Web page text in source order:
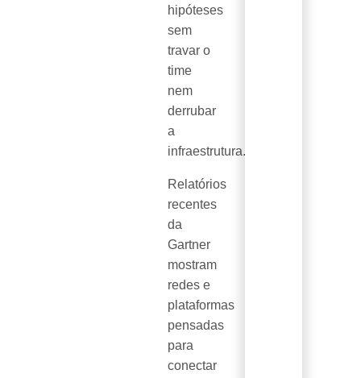
hipóteses
sem
travar o
time
nem
derrubar
a
infraestrutura.
Relatórios
recentes
da
Gartner
mostram
redes e
plataformas
pensadas
para
conectar